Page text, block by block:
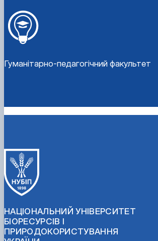
Гуманітарно-педагогічний факультет
НАЦІОНАЛЬНИЙ УНІВЕРСИТЕТ
БІОРЕСУРСІВ І
ПРИРОДОКОРИСТУВАННЯ